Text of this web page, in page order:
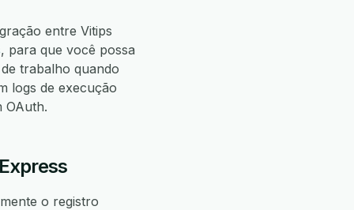
entre Vitips
, para que você possa
trabalho quando
logs de execução
OAuth.
o registro